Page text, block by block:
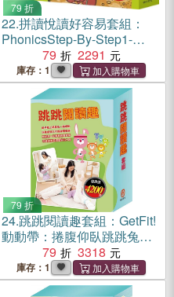
79 折
22.拼讀悅讀好容易套組：
PhonicsStep-By-Step1-
3+Read&Learn-
Cats,Dogs,AndMore&ABig,
BlueMarble
79 2291
庫存：1
79 折
24.跳跳閱讀趣套組：GetFit!
動動帶：捲腹仰臥跳跳兔
+Get Fit!動動方程式＋晚安故
事：《北風與太陽》+《灰姑
娘》
79 3318
庫存：1